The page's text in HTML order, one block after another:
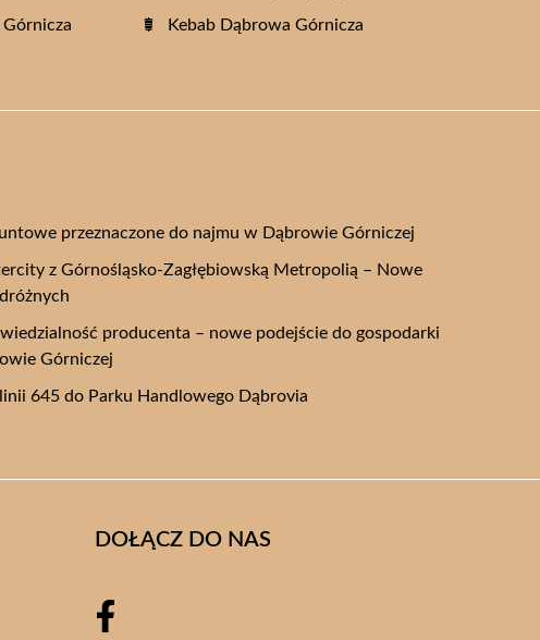
Kebab Dąbrowa Górnicza
przeznaczone do najmu w Dąbrowie Górniczej
z Górnośląsko-Zagłębiowską Metropolią – Nowe
producenta – nowe podejście do gospodarki
Górniczej
645 do Parku Handlowego Dąbrovia
DOŁĄCZ DO NAS